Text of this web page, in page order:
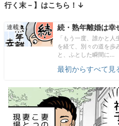
行く末－】はこちら！↓
続・熟年離婚は幸
「もう一度、誰かと
を経て、別々の道を歩
と、ふとした瞬間に…
最初からすべて見